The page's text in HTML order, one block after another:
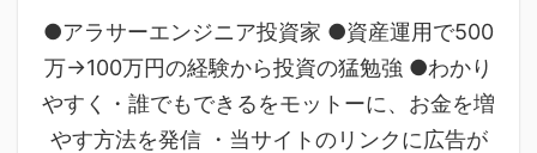
●アラサーエンジニア投資家 ●資産運用で500
万→100万円の経験から投資の猛勉強 ●わかり
やすく・誰でもできるをモットーに、お金を増
やす方法を発信 ・当サイトのリンクに広告が